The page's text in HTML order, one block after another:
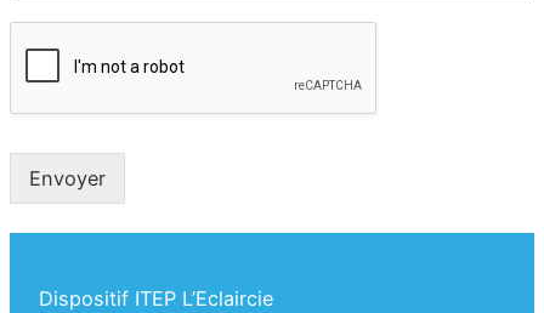
Envoyer
Dispositif ITEP L’Eclaircie